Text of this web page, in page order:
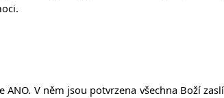
V něm jsou potvrzena všechna Boží